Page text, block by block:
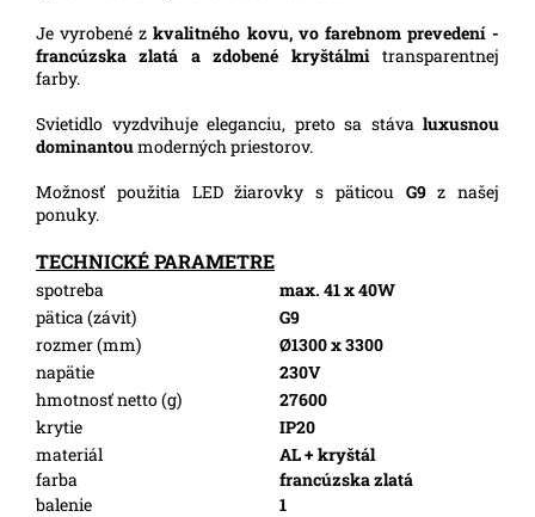
Je vyrobené zkvalitného kovu, vo farebnom prevedení -
francúzska zlatá a zdobené kryštálmi transparentnej
farby.
Svietidlo vyzdvihuje eleganciu, preto sa stáva luxusnou
dominantoumoderných priestorov.
Možnosť použitia LED žiarovky s päticou G9z našej
ponuky.
TECHNICKÉ PARAMETRE
spotreba
max. 41 x 40W
pätica (závit)
G9
rozmer (mm)
Ø1300 x 3300
napätie
230V
hmotnosť netto (g)
27600
krytie
IP20
materiál
AL + kryštál
farba
francúzska zlatá
balenie
1